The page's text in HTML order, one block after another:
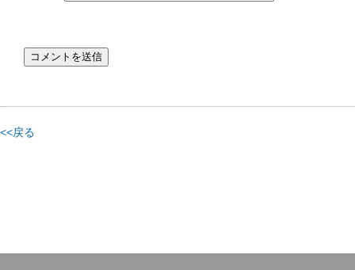
<<戻る